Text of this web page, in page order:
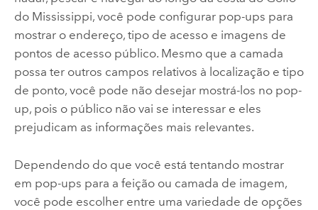
do Mississippi, você pode configurar pop-ups para
mostrar o endereço, tipo de acesso e imagens de
pontos de acesso público. Mesmo que a camada
possa ter outros campos relativos à localização e tipo
de ponto, você pode não desejar mostrá-los no pop-
up, pois o público não vai se interessar e eles
prejudicam as informações mais relevantes.
Dependendo do que você está tentando mostrar
em pop-ups para a feição ou camada de imagem,
você pode escolher entre uma variedade de opções